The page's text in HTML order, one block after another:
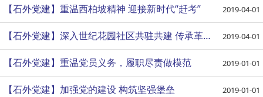
【石外党建】重温西柏坡精神 迎接新时代“赶考” 2019-04-01
【石外党建】深入世纪花园社区共驻共建 传承革命精神争创党员先锋 2019-04-01
【石外党建】重温党员义务，履职尽责做模范 2019-01-01
【石外党建】加强党的建设 构筑坚强堡垒 2019-01-01